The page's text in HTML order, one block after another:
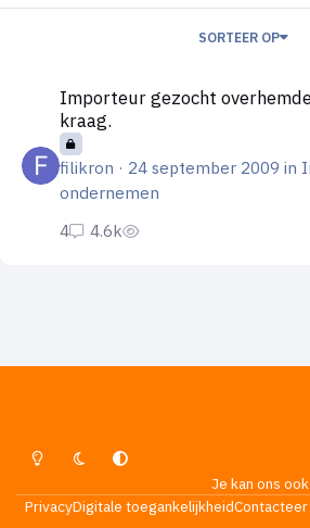
SORTEER OP
Importeur gezocht
kraag.
filikron · 24 september 2009 in
ondernemen
Lichte ModusDonkere ModusSysteemvoorkeur
Je kan ons
PrivacyDigitale toegankelijkheid